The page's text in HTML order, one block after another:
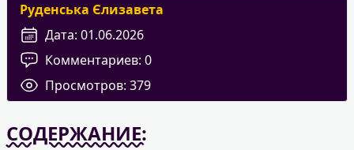
Руденська Єлизавета
Дата: 01.06.2026
Комментариев: 0
Просмотров: 379
СОДЕРЖАНИЕ: